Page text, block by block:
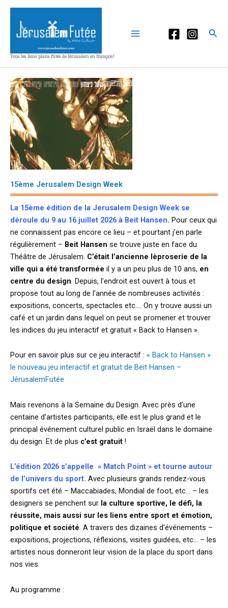
Aller
contenu
Tous les bons plans fûtés de Jérusalem en français!
15ème Jerusalem Design Week
La 15ème édition de la Jerusalem Design Week se
déroule du 9 au 16 juillet 2026 à Beit Hansen. Pour ceux qui
ne connaissent pas encore ce lieu – et pourtant j’en parle
régulièrement – Beit Hansen se trouve juste en face du
Théâtre de Jérusalem. C’était l’ancienne lèproserie de la
ville qui a été transformée il y a un peu plus de 10 ans, en
centre du design . Depuis, l’endroit est ouvert à tous et
propose tout au long de l’année de nombreuses activités :
expositions, concerts, spectacles etc…. On y trouve aussi un
café et un jardin dans lequel on peut se promener et trouver
les indices du jeu interactif et gratuit « Back to Hansen ».
Pour en savoir plus sur ce jeu interactif : « Back to Hansen »
le nouveau jeu interactif et gratuit de Beit Hansen –
JérusalemFutée
Mais revenons à la Semaine du Design. Avec près d’une
centaine d’artistes participants, elle est le plus grand et le
principal événement culturel public en Israël dans le domaine
du design. Et de plus c’est gratuit !
L’édition 2026 s’appelle » Match Point » et tourne autour
de l’univers du sport. Avec plusieurs grands rendez-vous
sportifs cet été – Maccabiades, Mondial de foot, etc… – les
designers se penchent sur la culture sportive, le défi, la
réussite, mais aussi sur les liens entre sport et émotion,
politique et société. A travers des dizaines d’événements –
expositions, projections, réflexions, visites guidées, etc… – les
artistes nous donneront leur vision de la place du sport dans
nos vies.
Au programme :